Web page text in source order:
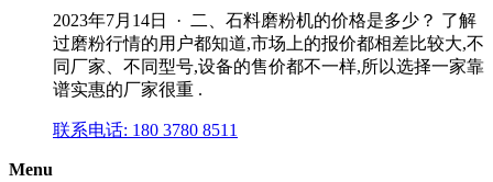
2023年7月14日 · 二、石料磨粉机的价格是多少？ 了解
过磨粉行情的用户都知道,市场上的报价都相差比较大,不
同厂家、不同型号,设备的售价都不一样,所以选择一家靠
谱实惠的厂家很重 .
联系电话: 180 3780 8511
Menu